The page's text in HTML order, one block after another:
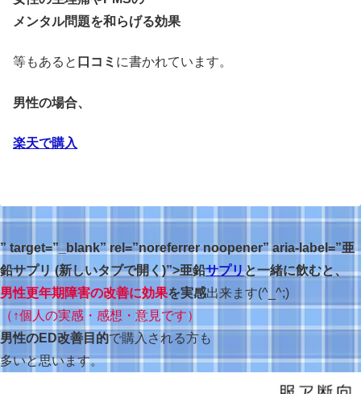
メンタル問題を和らげる効果
等もあると 口コミ に書かれています。
男性の場合、
楽天で購入
” target=”_blank” rel=”noreferrer noopener” aria-label=”亜
鉛サプリ (新しいタブで開く)”>亜鉛サプリと一緒に飲むと、
男性更年期障害の改善に効果を実感出来ます(^_^;)
（↑個人の実感 ・ 感想・意見です）
男性のED改善目的で購入される方も
多いと思います。